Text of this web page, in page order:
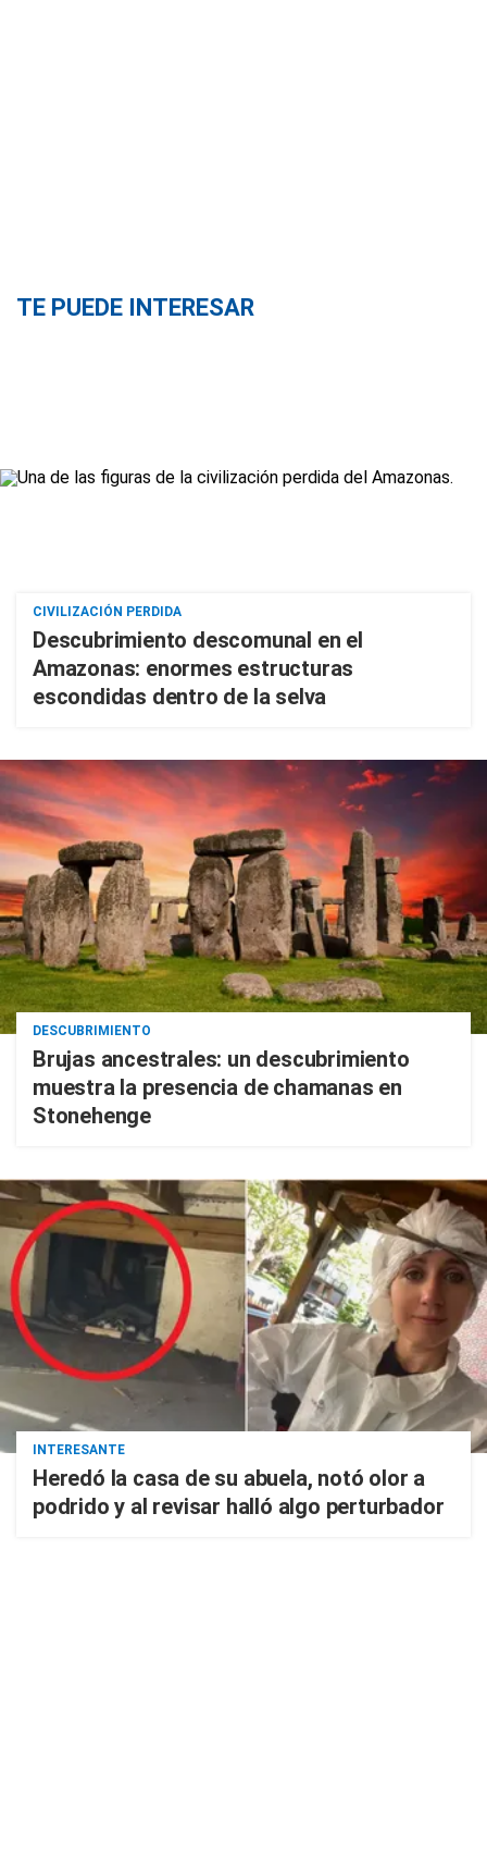
TE PUEDE INTERESAR
CIVILIZACIÓN PERDIDA
Descubrimiento descomunal en el
Amazonas: enormes estructuras
escondidas dentro de la selva
DESCUBRIMIENTO
Brujas ancestrales: un descubrimiento
muestra la presencia de chamanas en
Stonehenge
INTERESANTE
Heredó la casa de su abuela, notó olor a
podrido y al revisar halló algo perturbador